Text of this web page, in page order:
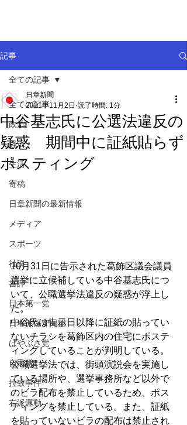
記事
全ての記事
政治
経済
生活
寄稿
日章新聞の最新情報
メディア
スポーツ
社説
書評
日本第一党
日本派保守同盟
はやぶさ党
自民党
拉致事件
右派運動
全ての記事
中谷基志氏に公選法違反の
疑惑 期間中に証紙貼らず
ポスティング
日章新聞
2021年11月2日 読了時間: 1分
10月31日に告示された葛飾区議会議員
選挙に立候補している中谷基志氏につ
いて、公職選挙法違反の疑惑が浮上し
た。
中谷氏は告示日以降に証紙の貼ってい
ないチラシを葛飾区内の住宅にポステ
ィングしていることが判明している。
公職選挙法では、街頭演説会を実施し
ている場所や、選挙事務所など以外で
のビラ配布を禁止しているため、ポス
ティングを禁止している。また、証紙
を貼っていないビラの配布は禁止され